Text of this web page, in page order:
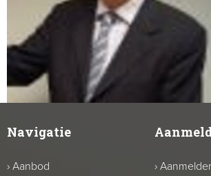
Navigatie
› Aanbod
›